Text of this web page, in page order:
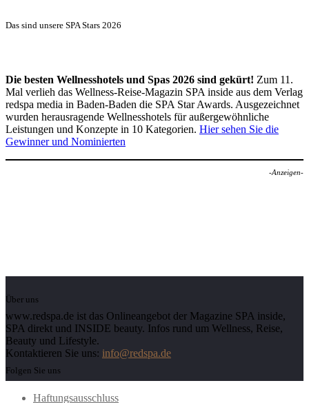
Das sind unsere SPA Stars 2026
Die besten Wellnesshotels und Spas 2026 sind gekürt! Zum 11.
Mal verlieh das Wellness-Reise-Magazin SPA inside aus dem Verlag
redspa media in Baden-Baden die SPA Star Awards. Ausgezeichnet
wurden herausragende Wellnesshotels für außergewöhnliche
Leistungen und Konzepte in 10 Kategorien. Hier sehen Sie die
Gewinner und Nominierten
-Anzeigen-
Über uns
www.redspa.de ist das Onlineangebot der Magazine SPA inside,
SPA direkt und INSIDE beauty. Infos rund um Wellness, Reise,
Beauty und Lifestyle.
Kontaktieren Sie uns: info@redspa.de
Folgen Sie uns
Haftungsausschluss